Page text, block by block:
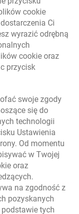
12:53:25
SPRZEDAŻ
4.4568
3.8493
4.7764
5.1978
cookie
Ci
wyrazić odrębną
cookie oraz
przycisk
swoje zgody
się w nowym
się do
technologii
Ustawienia
Od momentu
w Twojej
oraz
na zgodność z
pozyskanych
tych